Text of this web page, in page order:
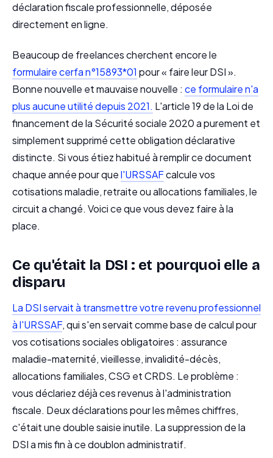
déclaration fiscale professionnelle, déposée
directement en ligne.
Beaucoup de freelances cherchent encore le
formulaire cerfa n°15893*01 pour « faire leur DSI ».
Bonne nouvelle et mauvaise nouvelle : ce formulaire n'a
plus aucune utilité depuis 2021. L'article 19 de la Loi de
financement de la Sécurité sociale 2020 a purement et
simplement supprimé cette obligation déclarative
distincte. Si vous étiez habitué à remplir ce document
chaque année pour quel'URSSAFcalcule vos
cotisations maladie, retraite ou allocations familiales, le
circuit a changé. Voici ce que vous devez faire à la
place.
Ce qu'était la DSI : et pourquoi elle a
disparu
La DSI servait à transmettre votre revenu professionnel
à l'URSSAF, qui s'en servait comme base de calcul pour
vos cotisations sociales obligatoires : assurance
maladie-maternité, vieillesse, invalidité-décès,
allocations familiales, CSG et CRDS. Le problème :
vous déclariez déjà ces revenus à l'administration
fiscale. Deux déclarations pour les mêmes chiffres,
c'était une double saisie inutile. La suppression de la
DSI a mis fin à ce doublon administratif.